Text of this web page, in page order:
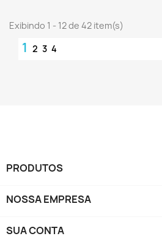
Exibindo 1 - 12 de 42 item(s)
1 2 3 4
PRODUTOS
NOSSA EMPRESA
SUA CONTA